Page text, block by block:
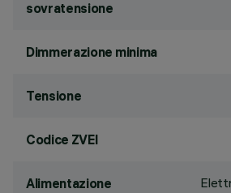
sovratensione
Dimmerazione minima
Tensione
Codice ZVEI
Alimentazione